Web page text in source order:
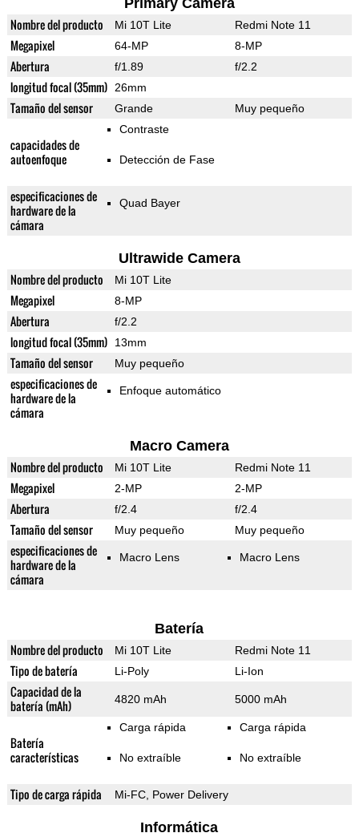
Primary Camera
Nombre del producto Mi 10T Lite Redmi Note 11
Megapixel 64-MP 8-MP
Abertura f/1.89 f/2.2
longitud focal (35mm) 26mm
Tamaño del sensor Grande Muy pequeño
capacidades de
autoenfoque
Contraste
Detección de Fase
especificaciones de
hardware de la
cámara
Quad Bayer
Ultrawide Camera
Nombre del producto Mi 10T Lite
Megapixel 8-MP
Abertura f/2.2
longitud focal (35mm) 13mm
Tamaño del sensor Muy pequeño
especificaciones de
hardware de la
cámara
Enfoque automático
Macro Camera
Nombre del producto Mi 10T Lite Redmi Note 11
Megapixel 2-MP 2-MP
Abertura f/2.4 f/2.4
Tamaño del sensor Muy pequeño Muy pequeño
especificaciones de
hardware de la
cámara
Macro Lens Macro Lens
Batería
Nombre del producto Mi 10T Lite Redmi Note 11
Tipo de batería Li-Poly Li-Ion
Capacidad de la
batería (mAh)
4820 mAh 5000 mAh
Batería
características
Carga rápida
No extraíble
Carga rápida
No extraíble
Tipo de carga rápida Mi-FC, Power Delivery
Informática